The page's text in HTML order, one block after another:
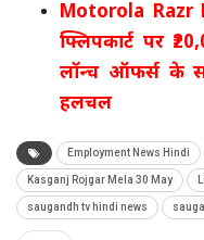
Motorola
फ्लिपकार्ट पर
लॉन्च ऑफर्स के
हलचल
Employment News Hindi
Kasganj Rojgar Mela 30 May
saugandh tv hindi news